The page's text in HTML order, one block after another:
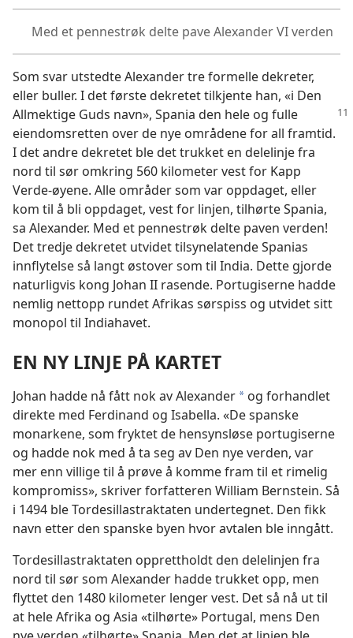
Med et pennestrøk delte pave Alexander VI verden
Som svar utstedte Alexander tre formelle dekreter,
eller buller. I det første dekretet tilkjente han, «i Den
Allmektige Guds navn», Spania den hele og fulle
eiendomsretten over de nye områdene for all framtid.
I det andre dekretet ble det trukket en delelinje fra
nord til sør omkring 560 kilometer vest for Kapp
Verde-øyene. Alle områder som var oppdaget, eller
kom til å bli oppdaget, vest for linjen, tilhørte Spania,
sa Alexander. Med et pennestrøk delte paven verden!
Det tredje dekretet utvidet tilsynelatende Spanias
innflytelse så langt østover som til India. Dette gjorde
naturligvis kong Johan II rasende. Portugiserne hadde
nemlig nettopp rundet Afrikas sørspiss og utvidet sitt
monopol til Indiahavet.
EN NY LINJE PÅ KARTET
Johan hadde nå fått nok av Alexander * og forhandlet
direkte med Ferdinand og Isabella. «De spanske
monarkene, som fryktet de hensynsløse portugiserne
og hadde nok med å ta seg av Den nye verden, var
mer enn villige til å prøve å komme fram til et rimelig
kompromiss», skriver forfatteren William Bernstein. Så
i 1494 ble Tordesillastraktaten undertegnet. Den fikk
navn etter den spanske byen hvor avtalen ble inngått.
Tordesillastraktaten opprettholdt den delelinjen fra
nord til sør som Alexander hadde trukket opp, men
flyttet den 1480 kilometer lenger vest. Det så nå ut til
at hele Afrika og Asia «tilhørte» Portugal, mens Den